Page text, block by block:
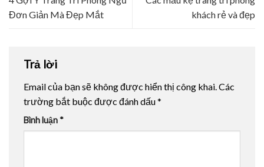
Đơn Giản Mà Đẹp Mắt
khách rẻ và đẹp
Trả lời
Email của bạn sẽ không được hiển thị công khai.Các
trường bắt buộc được đánh dấu*
Bình luận *